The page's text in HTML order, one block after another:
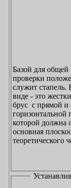
Базой для общей
проверки
служит
виде - это
брус с прямой и строго
горизонтальной
которой должна
основная
теоретического